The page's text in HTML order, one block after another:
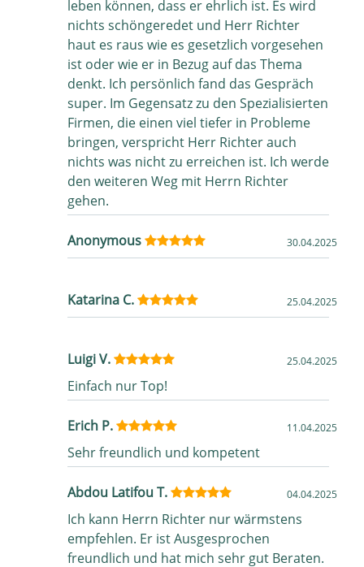
leben können, dass er ehrlich ist. Es wird
nichts schöngeredet und Herr Richter
haut es raus wie es gesetzlich vorgesehen
ist oder wie er in Bezug auf das Thema
denkt. Ich persönlich fand das Gespräch
super. Im Gegensatz zu den Spezialisierten
Firmen, die einen viel tiefer in Probleme
bringen, verspricht Herr Richter auch
nichts was nicht zu erreichen ist. Ich werde
den weiteren Weg mit Herrn Richter
gehen.
Anonymous 30.04.2025
Katarina C. 25.04.2025
Luigi V. 25.04.2025
Einfach nur Top!
Erich P. 11.04.2025
Sehr freundlich und kompetent
Abdou Latifou T. 04.04.2025
Ich kann Herrn Richter nur wärmstens
empfehlen. Er ist Ausgesprochen
freundlich und hat mich sehr gut Beraten.